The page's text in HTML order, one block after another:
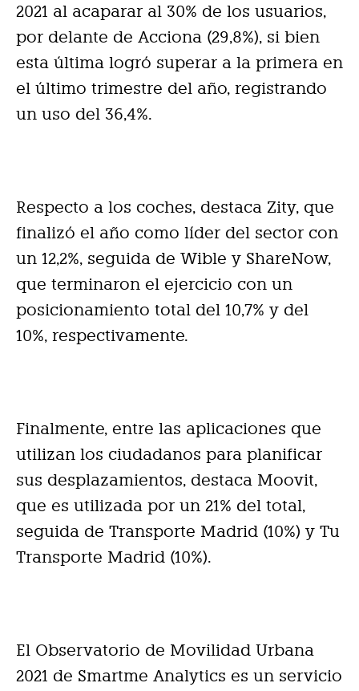
2021 al acaparar al 30% de los usuarios,
por delante de Acciona (29,8%), si bien
esta última logró superar a la primera en
el último trimestre del año, registrando
un uso del 36,4%.
Respecto a los coches, destaca Zity, que
finalizó el año como líder del sector con
un 12,2%, seguida de Wible y ShareNow,
que terminaron el ejercicio con un
posicionamiento total del 10,7% y del
10%, respectivamente.
Finalmente, entre las aplicaciones que
utilizan los ciudadanos para planificar
sus desplazamientos, destaca Moovit,
que es utilizada por un 21% del total,
seguida de Transporte Madrid (10%) y Tu
Transporte Madrid (10%).
El Observatorio de Movilidad Urbana
2021 de Smartme Analytics es un servicio